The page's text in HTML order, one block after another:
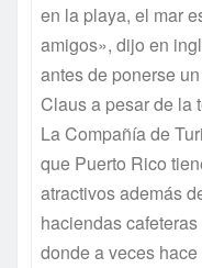
en la playa, el mar
amigos», dijo en
antes de ponerse
Claus a pesar de la
La Compañía de
que Puerto Rico
atractivos además
haciendas
donde a veces